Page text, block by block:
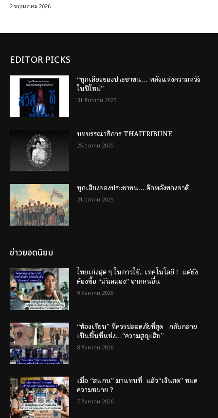
2 พฤษภาคม 2026
EDITOR PICKS
“ทุกเสียงของประชาชน… พลังแห่งความหวัง
ในปีใหม่”
31 ธันวาคม 2025
บทบรรณาธิการ THAITRIBUNE
25 ตุลาคม 2025
ทุกเสียงของประชาชน… คือพลังของชาติ
21 ตุลาคม 2025
ข่าวยอดนิยม
ไทยเก่งสุด ๆ ในการใช้.. เทคโนโลยี ! แต่ยัง
ต้องซื้อ “มันสมอง” จากคนอื่น
9 สิงหาคม 2026
“ห้องเรียน” ที่ควรปลอดภัยที่สุด กลับกลาย
เป็นพื้นที่แห่ง…“ความสูญเสีย”
8 สิงหาคม 2026
เมื่อ “สแกน” มาแทนที่ แล้ว“เงินสด” หมด
ความหมาย ?
7 สิงหาคม 2026